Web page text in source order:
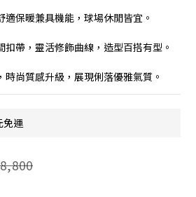
保暖兼具機能，球場休閒皆宜。
帶，靈活修飾曲線，造型百搭有型。
尚質感升級，展現俐落優雅氣質。
免運